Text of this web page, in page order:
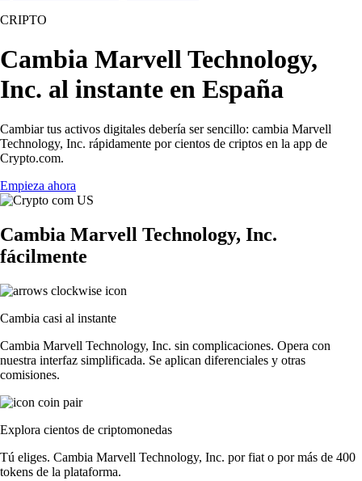
CRIPTO
Cambia Marvell Technology,
Inc. al instante en España
Cambiar tus activos digitales debería ser sencillo: cambia Marvell
Technology, Inc. rápidamente por cientos de criptos en la app de
Crypto.com.
Empieza ahora
Cambia Marvell Technology, Inc.
fácilmente
Cambia casi al instante
Cambia Marvell Technology, Inc. sin complicaciones. Opera con
nuestra interfaz simplificada. Se aplican diferenciales y otras
comisiones.
Explora cientos de criptomonedas
Tú eliges. Cambia Marvell Technology, Inc. por fiat o por más de 400
tokens de la plataforma.